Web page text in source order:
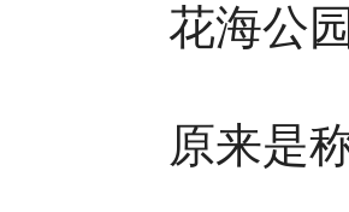
花海公
原来是称